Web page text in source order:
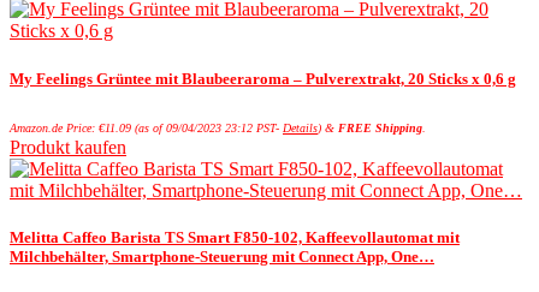
My Feelings Grüntee mit Blaubeeraroma – Pulverextrakt, 20 Sticks x 0,6 g
Amazon.de Price: €11.09 (as of 09/04/2023 23:12 PST- Details) & FREE Shipping
Produkt kaufen
Melitta Caffeo Barista TS Smart F850-102, Kaffeevollautomat mit
Milchbehälter, Smartphone-Steuerung mit Connect App, One…